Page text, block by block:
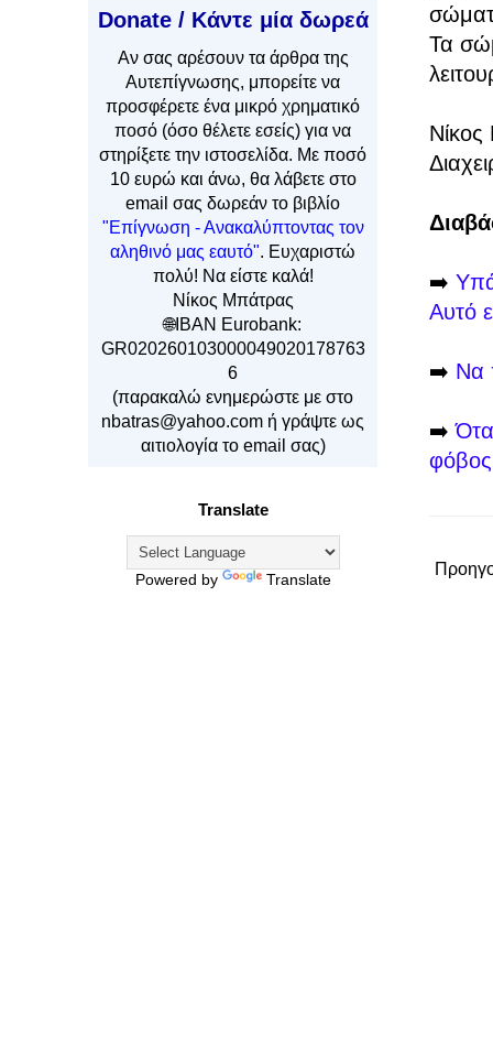
Τα
➡️
Αυτό
➡️ Να
➡️
φόβος
Donate / Κάντε μία δωρεά
Αν σας αρέσουν τα άρθρα της
Αυτεπίγνωσης, μπορείτε να
προσφέρετε ένα μικρό χρηματικό
ποσό (όσο θέλετε εσείς) για να
στηρίξετε την ιστοσελίδα. Με ποσό
10 ευρώ και άνω, θα λάβετε στο
email σας δωρεάν το βιβλίο
"Επίγνωση - Ανακαλύπτοντας τον
αληθινό μας εαυτό". Ευχαριστώ
πολύ! Να είστε καλά!
Νίκος Μπάτρας
🌐IBAN Eurobank:
GR020260103000049020178763
6
(παρακαλώ ενημερώστε με στο
nbatras@yahoo.com ή γράψτε ως
αιτιολογία το email σας)
Translate
Powered by Translate